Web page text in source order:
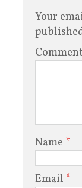
Your
Comment
Name *
Email *